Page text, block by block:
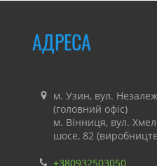
АДРЕСА
м. Узин, вул.
(головний офіс)
м. Вінниця, вул.
шосе, 82
+380932503050